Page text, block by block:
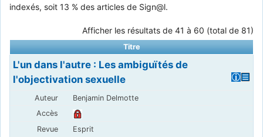
indexés, soit 13 % des articles de Sign@l.
Afficher les résultats de 41 à 60 (total de 81)
Titre
L'un dans l'autre : Les ambiguïtés de
l'objectivation sexuelle
Benjamin Delmotte
Esprit